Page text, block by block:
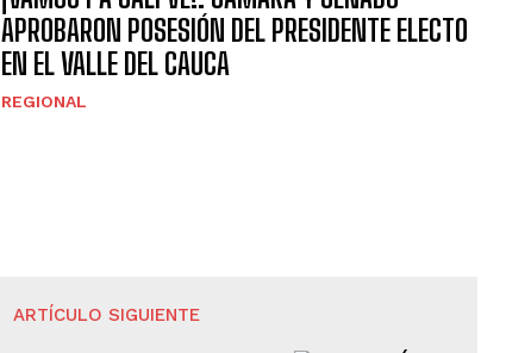
APROBARON POSESIÓN DEL PRESIDENTE ELECTO
EN EL VALLE DEL CAUCA
REGIONAL
ARTÍCULO SIGUIENTE